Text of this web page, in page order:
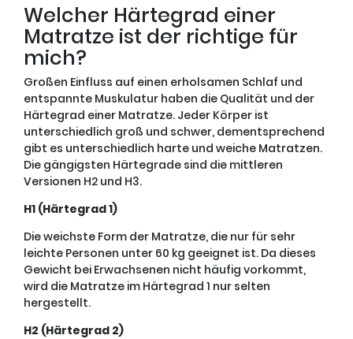
Welcher Härtegrad einer
Matratze ist der richtige für
mich?
Großen Einfluss auf einen erholsamen Schlaf und
entspannte Muskulatur haben die Qualität und der
Härtegrad einer Matratze. Jeder Körper ist
unterschiedlich groß und schwer, dementsprechend
gibt es unterschiedlich harte und weiche Matratzen.
Die gängigsten Härtegrade sind die mittleren
Versionen H2 und H3.
H1 (Härtegrad 1)
Die weichste Form der Matratze, die nur für sehr
leichte Personen unter 60 kg geeignet ist. Da dieses
Gewicht bei Erwachsenen nicht häufig vorkommt,
wird die Matratze im Härtegrad 1 nur selten
hergestellt.
H2 (Härtegrad 2)